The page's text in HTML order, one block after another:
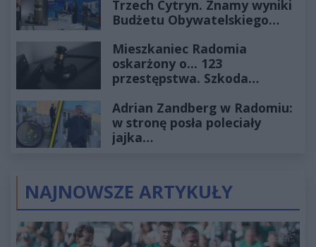
Trzech Cytryn. Znamy wyniki
Budżetu Obywatelskiego
Mieszkaniec Radomia
oskarżony o... 123
przestępstwa. Szkoda
złotych
Adrian Zandberg w Radomiu:
w stronę posła poleciały
jajka…
NAJNOWSZE ARTYKUŁY